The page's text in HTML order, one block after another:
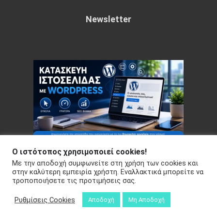
Newsletter
Copyright © 2026 Your e-articles - WordPress Theme : by
Sparkle Themes Πολιτική Απορρήτου
Ο ιστότοπος χρησιμοποιεί cookies!
Με την αποδοχή συμφωνείτε στη χρήση των cookies και
στην καλύτερη εμπειρία χρήστη. Εναλλακτικά μπορείτε να
τροποποιήσετε τις προτιμήσεις σας.
Ρυθμίσεις Cookies Αποδοχή Μη Αποδοχή